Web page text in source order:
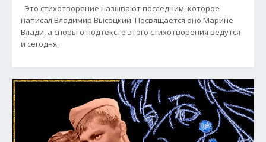
Это стихотворение называют последним, которое
написал Владимир Высоцкий. Посвящается оно Марине
Влади, а споры о подтексте этого стихотворения ведутся
и сегодня.